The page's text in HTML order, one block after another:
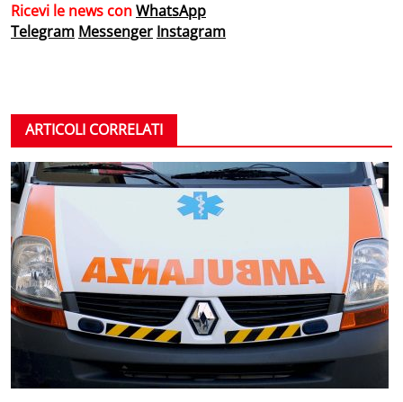
Ricevi le news conWhatsApp
Telegram Messenger Instagram
ARTICOLI CORRELATI